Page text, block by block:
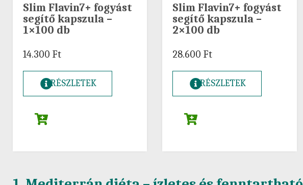
Slim Flavin7+ fogyást
segítő kapszula –
1×100 db
14.300 Ft
RÉSZLETEK
Slim Flavin7+ fogyást
segítő kapszula –
2×100 db
28.600 Ft
RÉSZLETEK